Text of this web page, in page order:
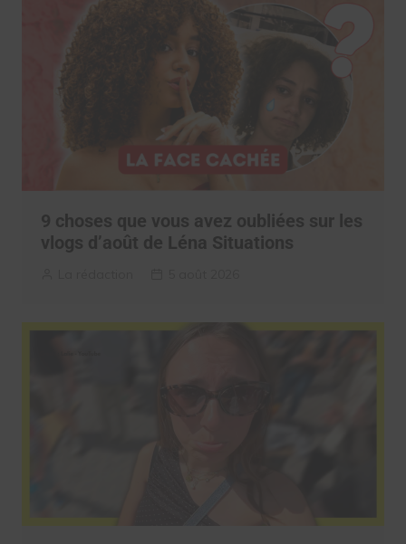
9 choses que vous avez oubliées sur les
vlogs d’août de Léna Situations